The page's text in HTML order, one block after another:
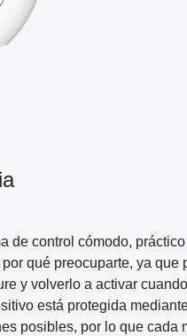
de control cómodo,
qué preocuparte, ya que
y volverlo a activar
está protegida
posibles, por lo que cada